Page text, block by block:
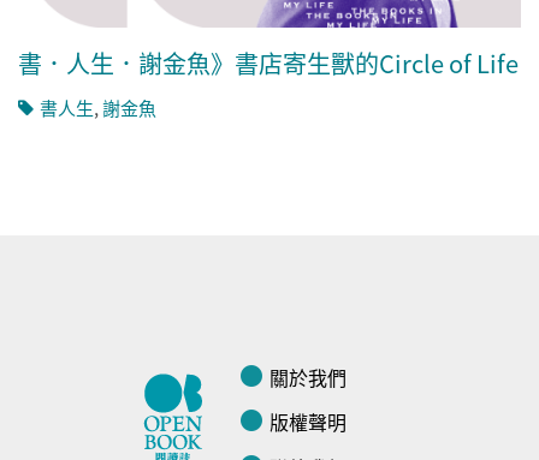
書．人生．謝金魚》書店寄生獸的Circle of Life
書人生,謝金魚
關於我們
版權聲明